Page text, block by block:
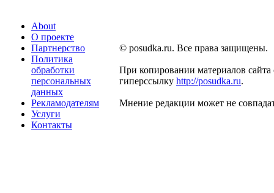
About
О проекте
Партнерство
Политика
обработки
персональных
данных
Рекламодателям
Услуги
Контакты
© posudka.ru. Все права защищены.
При копировании материалов сайта
гиперссылку http://posudka.ru.
Мнение редакции может не